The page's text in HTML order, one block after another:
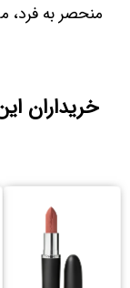
منحصر به فرد،
خریداران